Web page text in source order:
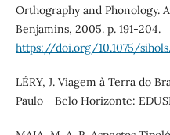
Orthography and Phonology.
Benjamins, 2005. p. 191-204.
https://doi.org/10.1075/
LÉRY, J. Viagem à Terra do
Paulo - Belo Horizonte: